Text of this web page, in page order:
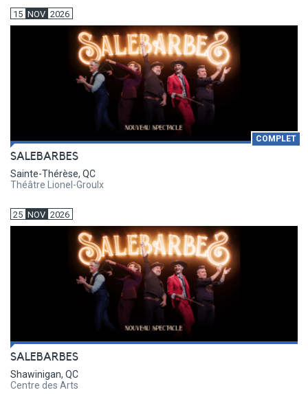
15 NOV 2026
COMPLET
SALEBARBES
Sainte-Thérèse, QC
Théâtre Lionel-Groulx
25 NOV 2026
SALEBARBES
Shawinigan, QC
Centre des Arts